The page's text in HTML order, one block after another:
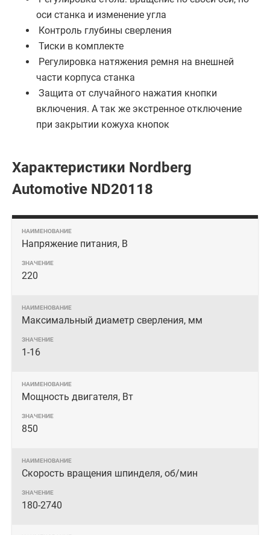
оси станка и изменение угла
Контроль глубины сверления
Тиски в комплекте
Регулировка натяжения ремня на внешней
части корпуса станка
Защита от случайного нажатия кнопки
включения. А так же экстренное отключение
при закрытии кожуха кнопок
Характеристики Nordberg
Automotive ND20118
Напряжение питания, В
220
Максимальный диаметр сверления, мм
1-16
Мощность двигателя, Вт
850
Скорость вращения шпинделя, об/мин
180-2740